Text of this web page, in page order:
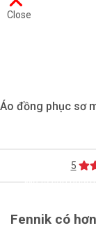
Close
Áo đồng phục sơ
5
Mô tả sản phẩm
Fennik có